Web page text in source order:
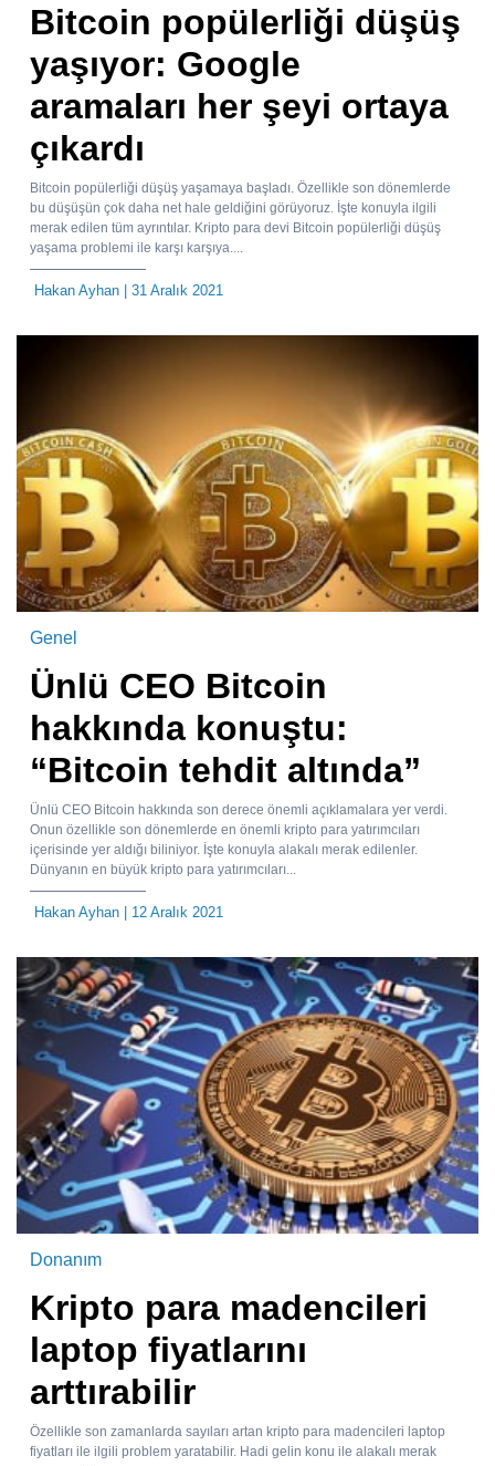
Bitcoin popülerliği düşüş
yaşıyor: Google
aramaları her şeyi ortaya
çıkardı
Bitcoin popülerliği düşüş yaşamaya başladı. Özellikle son dönemlerde
bu düşüşün çok daha net hale geldiğini görüyoruz. İşte konuyla ilgili
merak edilen tüm ayrıntılar. Kripto para devi Bitcoin popülerliği düşüş
yaşama problemi ile karşı karşıya....
Hakan Ayhan | 31 Aralık 2021
Genel
Ünlü CEO Bitcoin
hakkında konuştu:
“Bitcoin tehdit altında”
Ünlü CEO Bitcoin hakkında son derece önemli açıklamalara yer verdi.
Onun özellikle son dönemlerde en önemli kripto para yatırımcıları
içerisinde yer aldığı biliniyor. İşte konuyla alakalı merak edilenler.
Dünyanın en büyük kripto para yatırımcıları...
Hakan Ayhan | 12 Aralık 2021
Donanım
Kripto para madencileri
laptop fiyatlarını
arttırabilir
Özellikle son zamanlarda sayıları artan kripto para madencileri laptop
fiyatları ile ilgili problem yaratabilir. Hadi gelin konu ile alakalı merak